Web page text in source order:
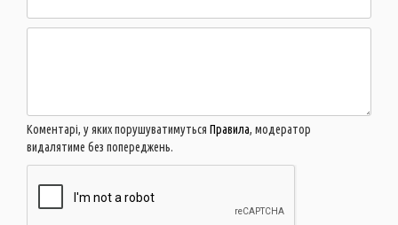
Коментарі, у яких порушуватимуться Правила, модератор
видалятиме без попереджень.